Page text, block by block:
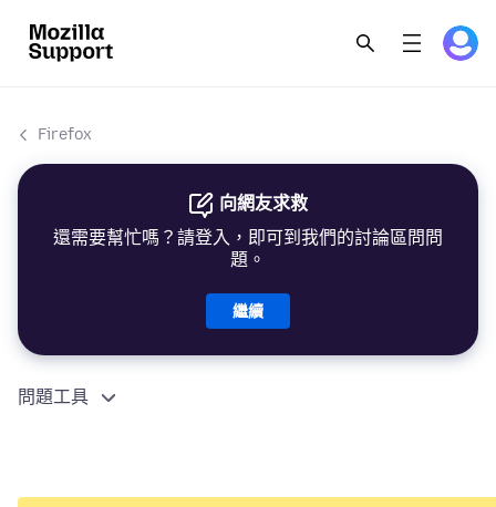
Firefox
向網友求救
還需要幫忙嗎？請登入，即可到我們的討論區問問
題。
繼續
問題工具